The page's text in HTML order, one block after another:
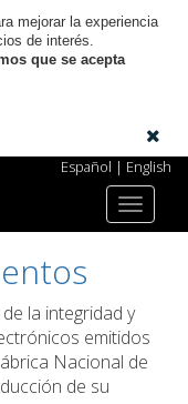
mejorar la experiencia
de interés.
que se acepta
Español | English
Toggle
la integridad y
emitidos
Nacional de
de su